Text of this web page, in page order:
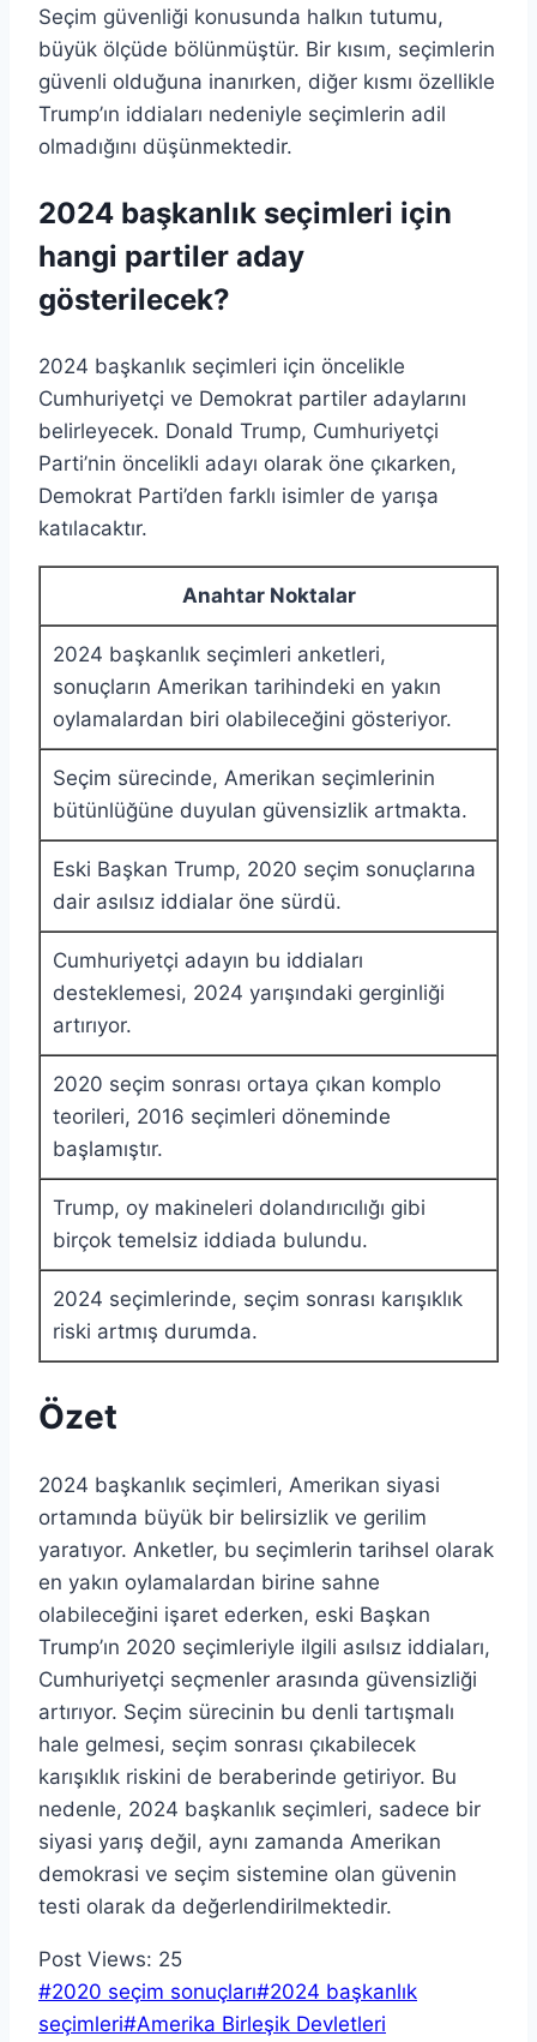
Seçim güvenliği konusunda halkın tutumu,
büyük ölçüde bölünmüştür. Bir kısım, seçimlerin
güvenli olduğuna inanırken, diğer kısmı özellikle
Trump’ın iddiaları nedeniyle seçimlerin adil
olmadığını düşünmektedir.
2024 başkanlık seçimleri için
hangi partiler aday
gösterilecek?
2024 başkanlık seçimleri için öncelikle
Cumhuriyetçi ve Demokrat partiler adaylarını
belirleyecek. Donald Trump, Cumhuriyetçi
Parti’nin öncelikli adayı olarak öne çıkarken,
Demokrat Parti’den farklı isimler de yarışa
katılacaktır.
Anahtar Noktalar
2024 başkanlık seçimleri anketleri,
sonuçların Amerikan tarihindeki en yakın
oylamalardan biri olabileceğini gösteriyor.
Seçim sürecinde, Amerikan seçimlerinin
bütünlüğüne duyulan güvensizlik artmakta.
Eski Başkan Trump, 2020 seçim sonuçlarına
dair asılsız iddialar öne sürdü.
Cumhuriyetçi adayın bu iddiaları
desteklemesi, 2024 yarışındaki gerginliği
artırıyor.
2020 seçim sonrası ortaya çıkan komplo
teorileri, 2016 seçimleri döneminde
başlamıştır.
Trump, oy makineleri dolandırıcılığı gibi
birçok temelsiz iddiada bulundu.
2024 seçimlerinde, seçim sonrası karışıklık
riski artmış durumda.
Özet
2024 başkanlık seçimleri, Amerikan siyasi
ortamında büyük bir belirsizlik ve gerilim
yaratıyor. Anketler, bu seçimlerin tarihsel olarak
en yakın oylamalardan birine sahne
olabileceğini işaret ederken, eski Başkan
Trump’ın 2020 seçimleriyle ilgili asılsız iddiaları,
Cumhuriyetçi seçmenler arasında güvensizliği
artırıyor. Seçim sürecinin bu denli tartışmalı
hale gelmesi, seçim sonrası çıkabilecek
karışıklık riskini de beraberinde getiriyor. Bu
nedenle, 2024 başkanlık seçimleri, sadece bir
siyasi yarış değil, aynı zamanda Amerikan
demokrasi ve seçim sistemine olan güvenin
testi olarak da değerlendirilmektedir.
Post Views: 25
Post
Tags:
#2020 seçim sonuçları#2024 başkanlık
seçimleri#Amerika Birleşik Devletleri